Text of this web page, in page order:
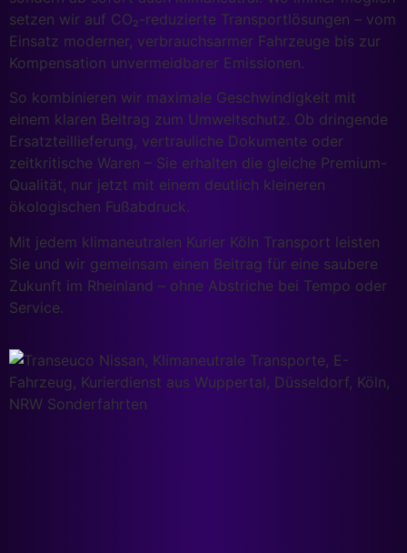
setzen wir auf CO₂-reduzierte Transportlösungen – vom
Einsatz moderner, verbrauchsarmer Fahrzeuge bis zur
Kompensation unvermeidbarer Emissionen.
So kombinieren wir maximale Geschwindigkeit mit
einem klaren Beitrag zum Umweltschutz. Ob dringende
Ersatzteillieferung, vertrauliche Dokumente oder
zeitkritische Waren – Sie erhalten die gleiche Premium-
Qualität, nur jetzt mit einem deutlich kleineren
ökologischen Fußabdruck.
Mit jedem klimaneutralen Kurier Köln Transport leisten
Sie und wir gemeinsam einen Beitrag für eine saubere
Zukunft im Rheinland – ohne Abstriche bei Tempo oder
Service.